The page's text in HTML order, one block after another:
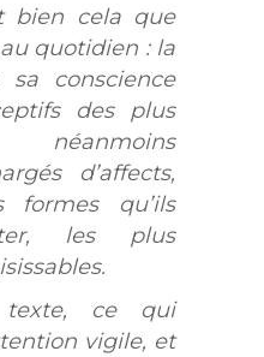
bien cela que
quotidien : la
sa conscience
des plus
néanmoins
d’affects,
formes qu’ils
les plus
ce qui
vigile, et